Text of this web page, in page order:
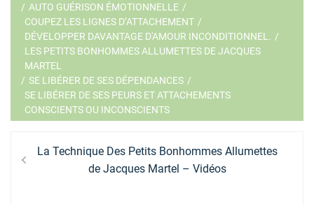
/ AUTO GUÉRISON ÉMOTIONNELLE /
COUPEZ LES LIGNES D’ATTACHEMENT /
DÉVELOPPER DAVANTAGE D'AMOUR INCONDITIONNEL. /
LES PETITS BONHOMMES ALLUMETTES DE JACQUES
MARTEL
/ SE LIBÉRER DE SES DÉPENDANCES /
SE LIBÉRER DE SES PEURS ET ATTACHEMENTS
CONSCIENTS OU INCONSCIENTS
Navigation
de
Previous
La Technique Des Petits Bonhommes Allumettes
de Jacques Martel – Vidéos